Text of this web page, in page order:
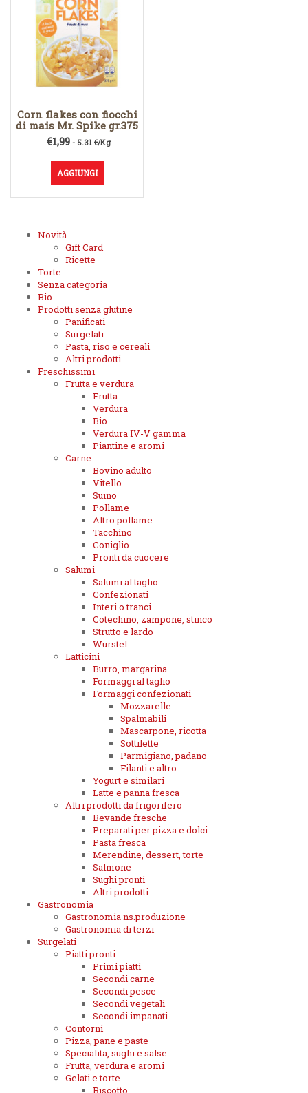
Corn flakes con fiocchi
di mais Mr. Spike gr.375
€1,99 - 5.31 €/Kg
AGGIUNGI
Novità
Gift Card
Ricette
Torte
Senza categoria
Bio
Prodotti senza glutine
Panificati
Surgelati
Pasta, riso e cereali
Altri prodotti
Freschissimi
Frutta e verdura
Frutta
Verdura
Bio
Verdura IV-V gamma
Piantine e aromi
Carne
Bovino adulto
Vitello
Suino
Pollame
Altro pollame
Tacchino
Coniglio
Pronti da cuocere
Salumi
Salumi al taglio
Confezionati
Interi o tranci
Cotechino, zampone, stinco
Strutto e lardo
Wurstel
Latticini
Burro, margarina
Formaggi al taglio
Formaggi confezionati
Mozzarelle
Spalmabili
Mascarpone, ricotta
Sottilette
Parmigiano, padano
Filanti e altro
Yogurt e similari
Latte e panna fresca
Altri prodotti da frigorifero
Bevande fresche
Preparati per pizza e dolci
Pasta fresca
Merendine, dessert, torte
Salmone
Sughi pronti
Altri prodotti
Gastronomia
Gastronomia ns.produzione
Gastronomia di terzi
Surgelati
Piatti pronti
Primi piatti
Secondi carne
Secondi pesce
Secondi vegetali
Secondi impanati
Contorni
Pizza, pane e paste
Specialita, sughi e salse
Frutta, verdura e aromi
Gelati e torte
Biscotto